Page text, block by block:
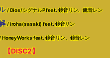
/ Dios/シグナルP feat. 鏡音リン、鏡音レン
/ iroha(sasaki) feat. 鏡音リン
HoneyWorks feat. 鏡音リン、鏡音レン
【DISC2】